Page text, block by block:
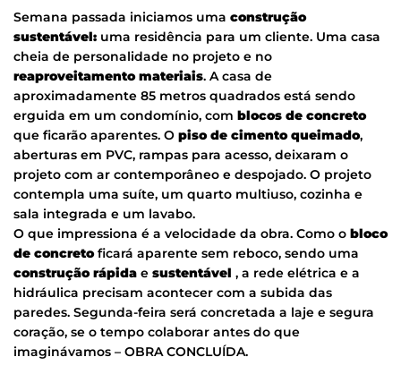
Semana passada iniciamos uma construção
sustentável: uma residência para um cliente. Uma casa
cheia de personalidade no projeto e no
reaproveitamento materiais. A casa de
aproximadamente 85 metros quadrados está sendo
erguida em um condomínio, com blocos de concreto
que ficarão aparentes. O piso de cimento queimado,
aberturas em PVC, rampas para acesso, deixaram o
projeto com ar contemporâneo e despojado. O projeto
contempla uma suíte, um quarto multiuso, cozinha e
sala integrada e um lavabo.
O que impressiona é a velocidade da obra. Como o bloco
de concretoficará aparente sem reboco, sendo uma
construção rápida e sustentável , a rede elétrica e a
hidráulica precisam acontecer com a subida das
paredes. Segunda-feira será concretada a laje e segura
coração, se o tempo colaborar antes do que
imaginávamos – OBRA CONCLUÍDA.